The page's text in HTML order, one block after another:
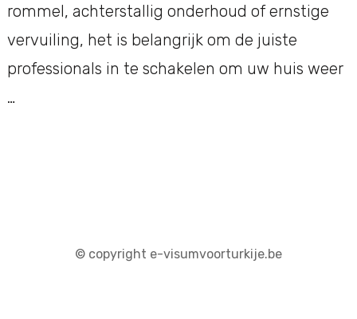
rommel, achterstallig onderhoud of ernstige
vervuiling, het is belangrijk om de juiste
professionals in te schakelen om uw huis weer
…
© copyright e-visumvoorturkije.be